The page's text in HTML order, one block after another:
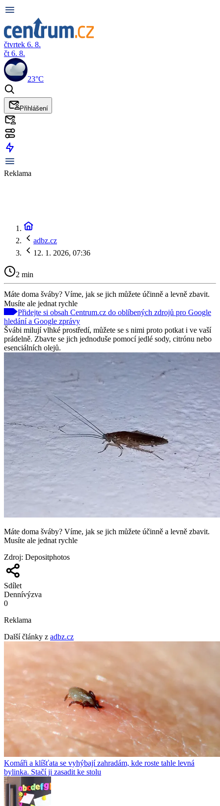
čtvrtek 6. 8.
čt 6. 8.
23°C
Přihlášení
Reklama
adbz.cz
12. 1. 2026, 07:36
2 min
Máte doma šváby? Víme, jak se jich můžete účinně a levně zbavit.
Musíte ale jednat rychle
Přidejte si obsah Centrum.cz do oblíbených zdrojů pro Google
hledání a Google zprávy
Švábi milují vlhké prostředí, můžete se s nimi proto potkat i ve vaší
prádelně. Zbavte se jich jednoduše pomocí jedlé sody, citrónu nebo
esenciálních olejů.
Máte doma šváby? Víme, jak se jich můžete účinně a levně zbavit.
Musíte ale jednat rychle
Zdroj: Depositphotos
Sdílet
Dennívýzva
0
Reklama
Další články z adbz.cz
Komáři a klíšťata se vyhýbají zahradám, kde roste tahle levná
bylinka. Stačí ji zasadit ke stolu